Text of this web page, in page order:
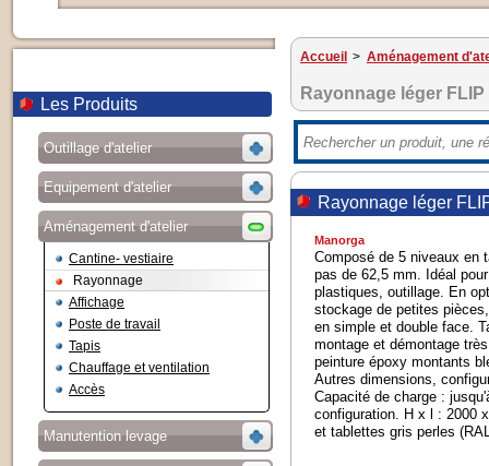
Les Produits
Outillage d'atelier
Equipement d'atelier
Aménagement d'atelier
Cantine- vestiaire
Rayonnage
Affichage
Poste de travail
Tapis
Chauffage et ventilation
Accès
Manutention levage
Accueil > Aménagement
Rayonnage léger FLIP
Rayonnage léger
Manorga
Composé de 5 niveaux en
pas de 62,5 mm. Idéal
plastiques, outillage. En
stockage de petites
en simple et double face.
montage et démontage
peinture époxy montants
Autres dimensions,
Capacité de charge :
configuration. H x l : 2000
et tablettes gris perles